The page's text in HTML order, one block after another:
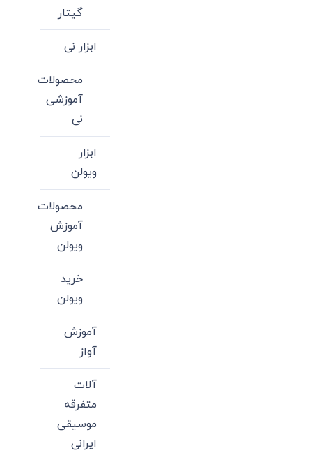
گیتار
ابزار نی
محصولات
آموزشی
نی
ابزار
ویولن
محصولات
آموزش
ویولن
خرید
ویولن
آموزش
آواز
آلات
متفرقه
موسیقی
ایرانی